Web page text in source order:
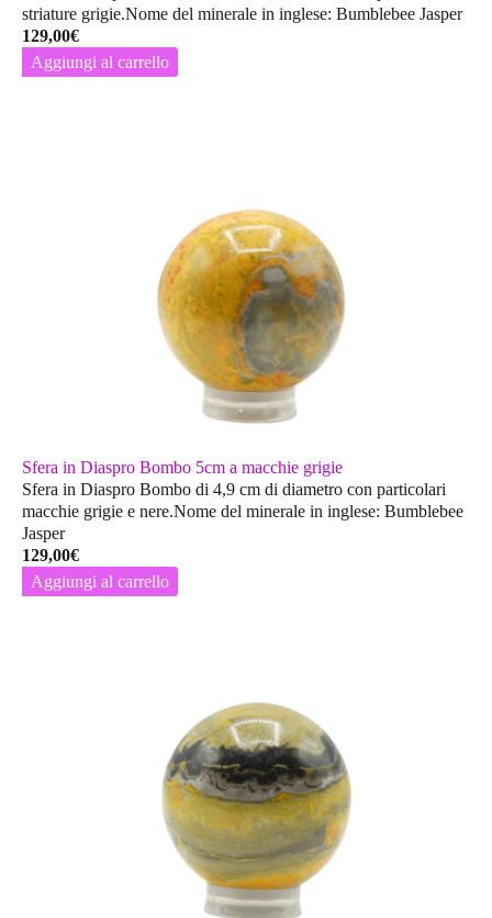
striature grigie.Nome del minerale in inglese: Bumblebee Jasper
129,00€
Aggiungi al carrello
Sfera in Diaspro Bombo 5cm a macchie grigie
Sfera in Diaspro Bombo di 4,9 cm di diametro con particolari
macchie grigie e nere.Nome del minerale in inglese: Bumblebee
Jasper
129,00€
Aggiungi al carrello